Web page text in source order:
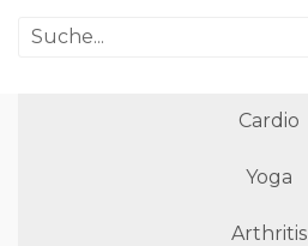
Cardio
Yoga
Arthritis